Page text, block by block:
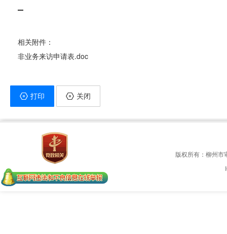
相关附件：
非业务来访申请表.doc
打印 关闭
版权所有：柳州市